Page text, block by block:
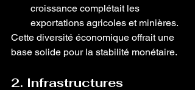
croissance complétait les
exportations agricoles et minières.
Cette diversité économique offrait une
base solide pour la stabilité monétaire.
2. Infrastructures